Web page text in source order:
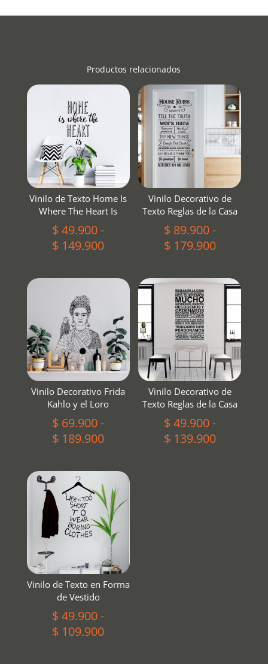
Productos relacionados
Vinilo de Texto Home Is
Where The Heart Is
$49.900-
$ 149.900Rango
precios:
desde
$ 49.900
hasta
$ 149.900
Vinilo Decorativo de
Texto Reglas de la Casa
$89.900-
$179.900Rango
precios:
desde
$ 89.900
hasta
$ 179.900
Vinilo Decorativo Frida
Kahlo y el Loro
$ 69.900-
$ 189.900Rango
precios:
desde
$ 69.900
hasta
$ 189.900
Vinilo Decorativo de
Texto Reglas de la Casa
$49.900-
$139.900Rango
Vinilo de Texto en Forma
de Vestido
$49.900-
$ 109.900Rango